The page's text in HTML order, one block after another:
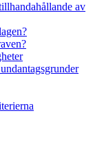
av